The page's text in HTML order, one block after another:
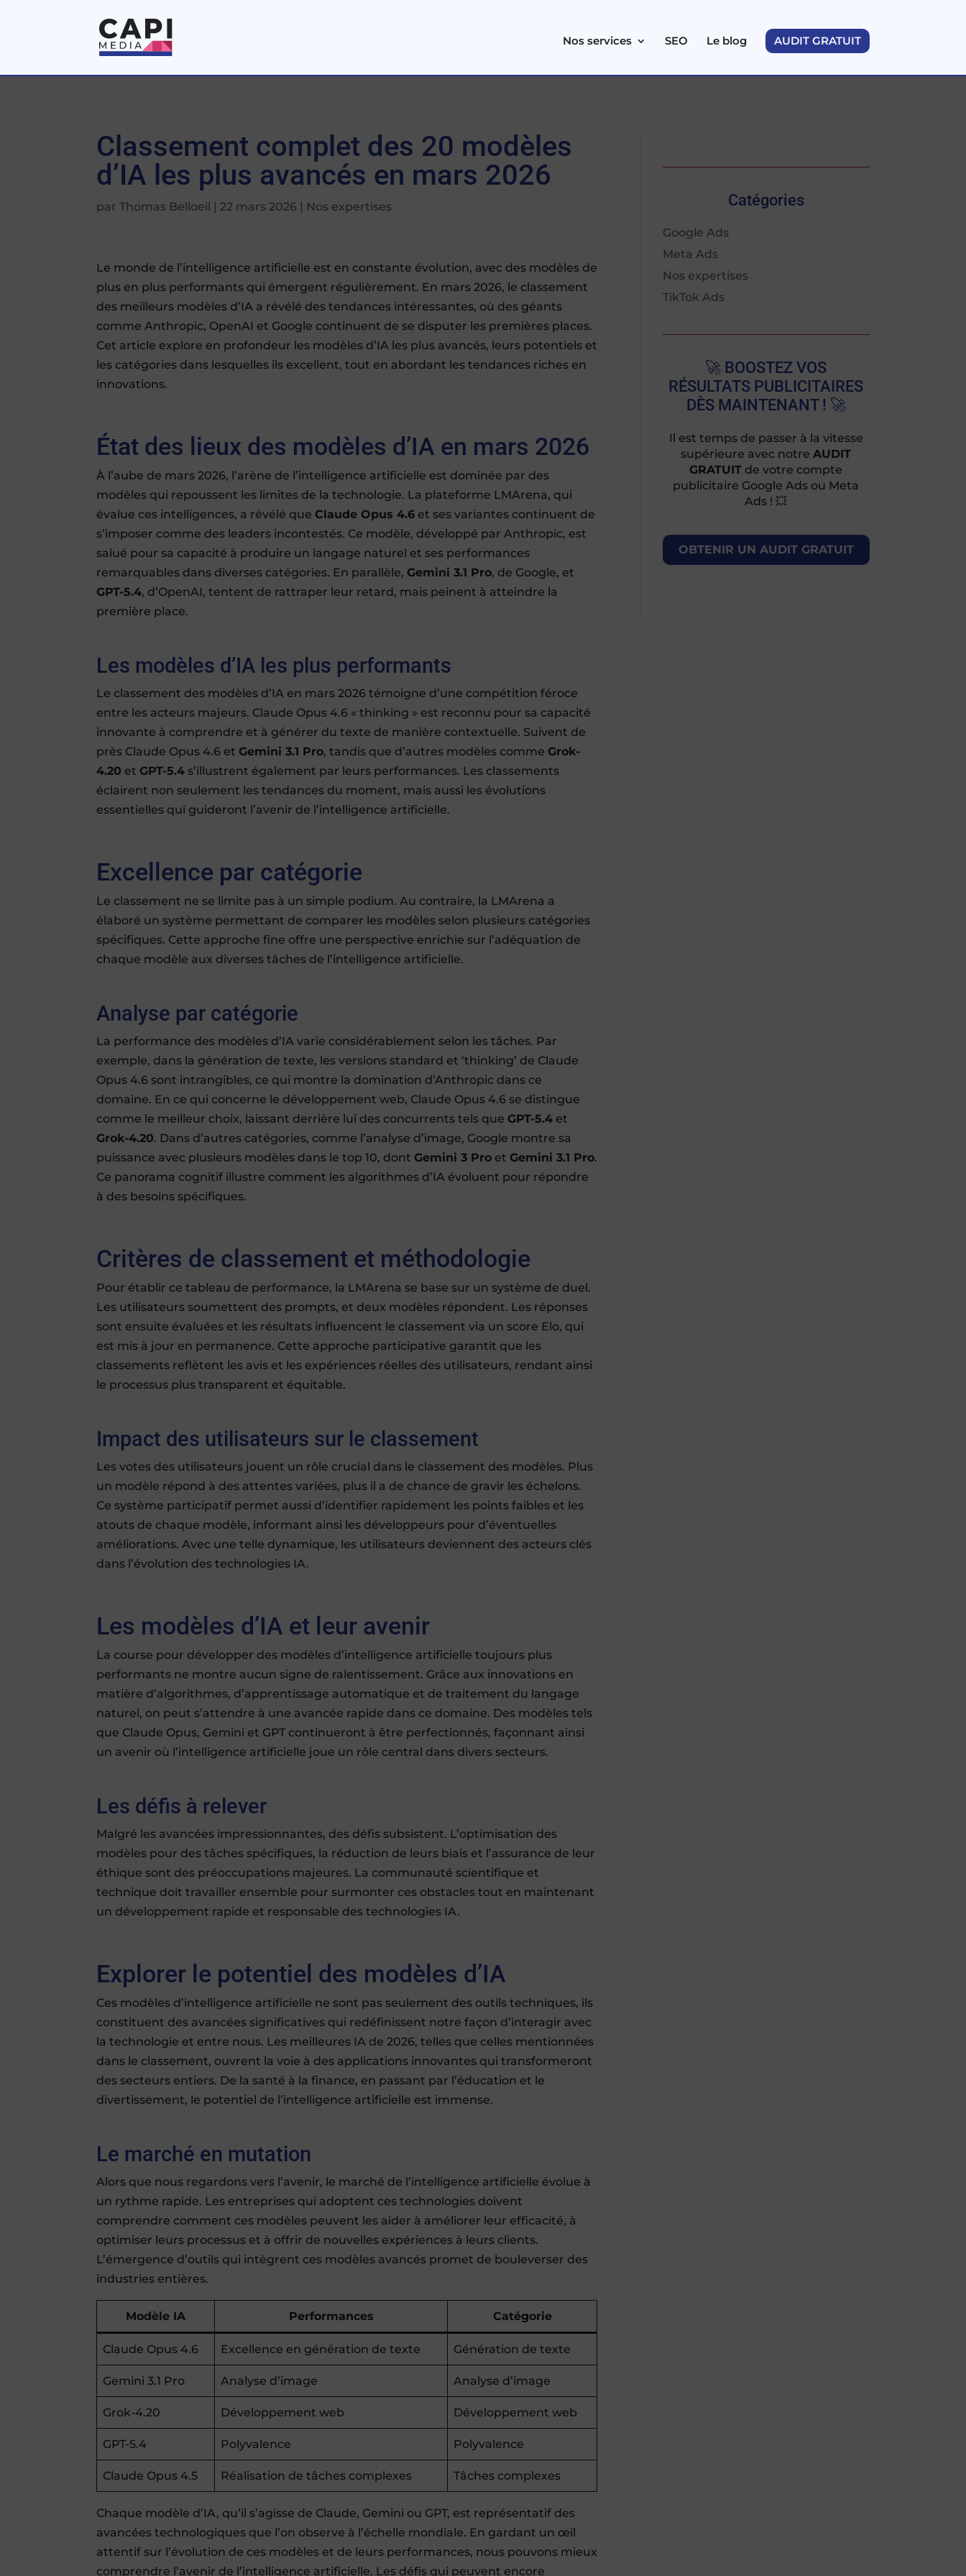
Nos services SEO Le blog AUDIT GRATUIT
Classement complet des 20 modèles
d’IA les plus avancés en mars 2026
parThomas Belloeil | 22 mars 2026 | Nos expertises
Le monde de l’intelligence artificielle est en constante évolution, avec des modèles de
plus en plus performants qui émergent régulièrement. En mars 2026, le classement
des meilleurs modèles d’IA a révélé des tendances intéressantes, où des géants
comme Anthropic, OpenAI et Google continuent de se disputer les premières places.
Cet article explore en profondeur les modèles d’IA les plus avancés, leurs potentiels et
les catégories dans lesquelles ils excellent, tout en abordant les tendances riches en
innovations.
État des lieux des modèles d’IA en mars 2026
À l’aube de mars 2026, l’arène de l’intelligence artificielle est dominée par des
modèles qui repoussent les limites de la technologie. La plateforme LMArena, qui
évalue ces intelligences, a révélé queClaude Opus 4.6 et ses variantes continuent de
s’imposer comme des leaders incontestés. Ce modèle, développé par Anthropic, est
salué pour sa capacité à produire un langage naturel et ses performances
remarquables dans diverses catégories. En parallèle,Gemini 3.1 Pro, de Google, et
GPT-5.4, d’OpenAI, tentent de rattraper leur retard, mais peinent à atteindre la
première place.
Les modèles d’IA les plus performants
Le classement des modèles d’IA en mars 2026 témoigne d’une compétition féroce
entre les acteurs majeurs. Claude Opus 4.6 « thinking » est reconnu pour sa capacité
innovante à comprendre et à générer du texte de manière contextuelle. Suivent de
près Claude Opus 4.6 etGemini 3.1 Pro, tandis que d’autres modèles commeGrok-
4.20 etGPT-5.4 s’illustrent également par leurs performances. Les classements
éclairent non seulement les tendances du moment, mais aussi les évolutions
essentielles qui guideront l’avenir de l’intelligence artificielle.
Excellence par catégorie
Le classement ne se limite pas à un simple podium. Au contraire, la LMArena a
élaboré un système permettant de comparer les modèles selon plusieurs catégories
spécifiques. Cette approche fine offre une perspective enrichie sur l’adéquation de
chaque modèle aux diverses tâches de l’intelligence artificielle.
Analyse par catégorie
La performance des modèles d’IA varie considérablement selon les tâches. Par
exemple, dans la génération de texte, les versions standard et ‘thinking’ de Claude
Opus 4.6 sont intrangibles, ce qui montre la domination d’Anthropic dans ce
domaine. En ce qui concerne le développement web, Claude Opus 4.6 se distingue
comme le meilleur choix, laissant derrière lui des concurrents tels queGPT-5.4 et
Grok-4.20. Dans d’autres catégories, comme l’analyse d’image, Google montre sa
puissance avec plusieurs modèles dans le top 10, dontGemini 3 Pro etGemini 3.1 Pro.
Ce panorama cognitif illustre comment les algorithmes d’IA évoluent pour répondre
à des besoins spécifiques.
Critères de classement et méthodologie
Pour établir ce tableau de performance, la LMArena se base sur un système de duel.
Les utilisateurs soumettent des prompts, et deux modèles répondent. Les réponses
sont ensuite évaluées et les résultats influencent le classement via un score Elo, qui
est mis à jour en permanence. Cette approche participative garantit que les
classements reflètent les avis et les expériences réelles des utilisateurs, rendant ainsi
le processus plus transparent et équitable.
Impact des utilisateurs sur le classement
Les votes des utilisateurs jouent un rôle crucial dans le classement des modèles. Plus
un modèle répond à des attentes variées, plus il a de chance de gravir les échelons.
Ce système participatif permet aussi d’identifier rapidement les points faibles et les
atouts de chaque modèle, informant ainsi les développeurs pour d’éventuelles
améliorations. Avec une telle dynamique, les utilisateurs deviennent des acteurs clés
dans l’évolution des technologies IA.
Les modèles d’IA et leur avenir
La course pour développer des modèles d’intelligence artificielle toujours plus
performants ne montre aucun signe de ralentissement. Grâce aux innovations en
matière d’algorithmes, d’apprentissage automatique et de traitement du langage
naturel, on peut s’attendre à une avancée rapide dans ce domaine. Des modèles tels
que Claude Opus, Gemini et GPT continueront à être perfectionnés, façonnant ainsi
un avenir où l’intelligence artificielle joue un rôle central dans divers secteurs.
Les défis à relever
Malgré les avancées impressionnantes, des défis subsistent. L’optimisation des
modèles pour des tâches spécifiques, la réduction de leurs biais et l’assurance de leur
éthique sont des préoccupations majeures. La communauté scientifique et
technique doit travailler ensemble pour surmonter ces obstacles tout en maintenant
un développement rapide et responsable des technologies IA.
Explorer le potentiel des modèles d’IA
Ces modèles d’intelligence artificielle ne sont pas seulement des outils techniques, ils
constituent des avancées significatives qui redéfinissent notre façon d’interagir avec
la technologie et entre nous. Les meilleures IA de 2026, telles que celles mentionnées
dans le classement, ouvrent la voie à des applications innovantes qui transformeront
des secteurs entiers. De la santé à la finance, en passant par l’éducation et le
divertissement, le potentiel de l’intelligence artificielle est immense.
Le marché en mutation
Alors que nous regardons vers l’avenir, le marché de l’intelligence artificielle évolue à
un rythme rapide. Les entreprises qui adoptent ces technologies doivent
comprendre comment ces modèles peuvent les aider à améliorer leur efficacité, à
optimiser leurs processus et à offrir de nouvelles expériences à leurs clients.
L’émergence d’outils qui intègrent ces modèles avancés promet de bouleverser des
industries entières.
Modèle IA Performances Catégorie
Claude Opus 4.6 Excellence en génération de texte Génération de texte
Gemini 3.1 Pro Analyse d’image Analyse d’image
Grok-4.20 Développement web Développement web
GPT-5.4 Polyvalence Polyvalence
Claude Opus 4.5 Réalisation de tâches complexes Tâches complexes
Chaque modèle d’IA, qu’il s’agisse de Claude, Gemini ou GPT, est représentatif des
avancées technologiques que l’on observe à l’échelle mondiale. En gardant un œil
attentif sur l’évolution de ces modèles et de leurs performances, nous pouvons mieux
comprendre l’avenir de l’intelligence artificielle. Les défis qui peuvent encore
Catégories
Google Ads
Meta Ads
Nos expertises
TikTok Ads
🚀 BOOSTEZ VOS
RÉSULTATS PUBLICITAIRES
DÈS MAINTENANT ! 🚀
Il est temps de passer à la vitesse
supérieure avec notreAUDIT
GRATUIT de votre compte
publicitaire Google Ads ou Meta
Ads ! 💥
OBTENIR UN AUDIT GRATUIT